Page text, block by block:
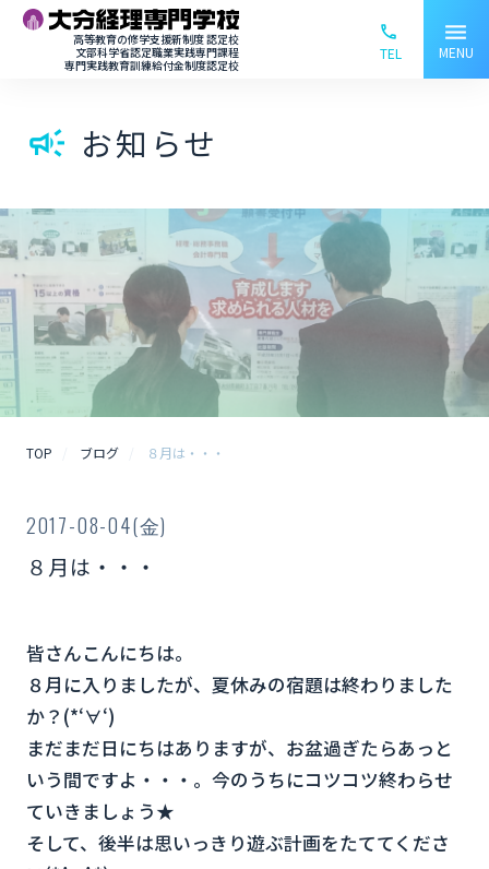
高等教育の修学支援新制度 認定校
文部科学省認定職業実践専門課程
専門実践教育訓練給付金制度認定校
TEL
menu
MENU
campaign お知らせ
TOP ブログ ８月は・・・
2017-08-04(金)
８月は・・・
皆さんこんにちは。
８月に入りましたが、夏休みの宿題は終わりました
か？(*‘∀‘)
まだまだ日にちはありますが、お盆過ぎたらあっと
いう間ですよ・・・。今のうちにコツコツ終わらせ
ていきましょう★
そして、後半は思いっきり遊ぶ計画をたててくださ